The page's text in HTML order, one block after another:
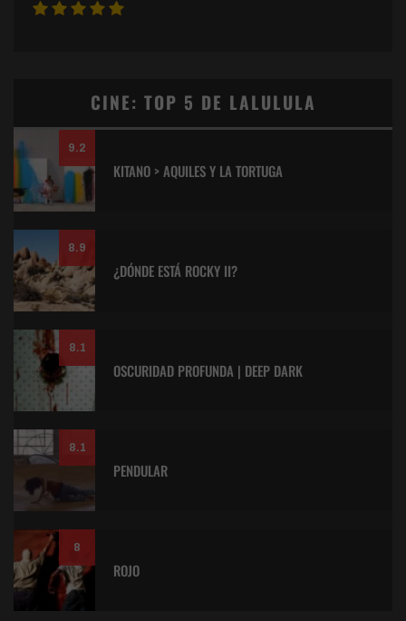
CINE: TOP 5 DE LALULULA
9.2
KITANO > AQUILES Y LA TORTUGA
8.9
¿DÓNDE ESTÁ ROCKY II?
8.1
OSCURIDAD PROFUNDA | DEEP DARK
8.1
PENDULAR
8
ROJO